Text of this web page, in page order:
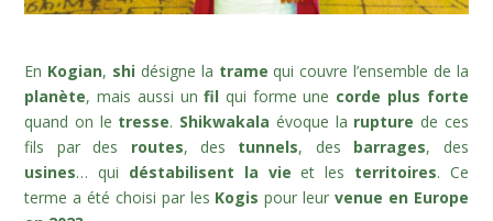
En Kogian, shi désigne la trame qui couvre l’ensemble de la
planète, mais aussi unfil qui forme une corde plus forte
quand on le tresse. Shikwakala évoque la rupture de ces
fils par des routes, des tunnels, des barrages, des
usines… qui déstabilisent la vie et les territoires. Ce
terme a été choisi par les Kogis pour leur venue en Europe